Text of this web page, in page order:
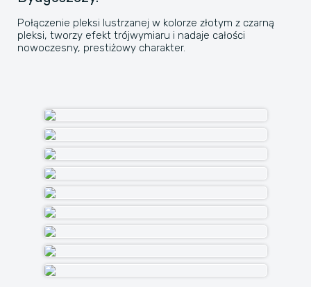
Połączenie pleksi lustrzanej w kolorze złotym z czarną
pleksi, tworzy efekt trójwymiaru i nadaje całości
nowoczesny, prestiżowy charakter.